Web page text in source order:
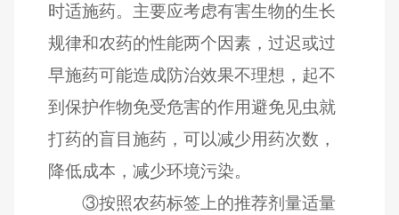
时适施药。主要应考虑有害生物的生长
规律和农药的性能两个因素，过迟或过
早施药可能造成防治效果不理想，起不
到保护作物免受危害的作用避免见虫就
打药的盲目施药，可以减少用药次数，
降低成本，减少环境污染。
③按照农药标签上的推荐剂量适量